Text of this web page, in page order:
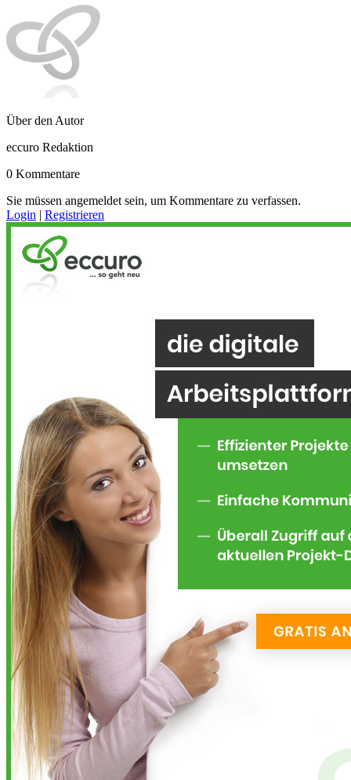
Über den Autor
eccuro Redaktion
0 Kommentare
Sie müssen angemeldet sein, um Kommentare zu verfassen.
Login | Registrieren